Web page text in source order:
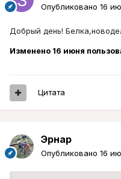
Опубликовано 16
Добрый день!
Изменено 16 июня
Цитата
Эрнар
Опубликовано 16